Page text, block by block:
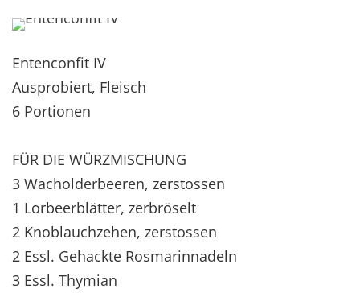
Entenconfit IV
Ausprobiert, Fleisch
6 Portionen
FÜR DIE WÜRZMISCHUNG
3 Wacholderbeeren, zerstossen
1 Lorbeerblätter, zerbröselt
2 Knoblauchzehen, zerstossen
2 Essl. Gehackte Rosmarinnadeln
3 Essl. Thymian